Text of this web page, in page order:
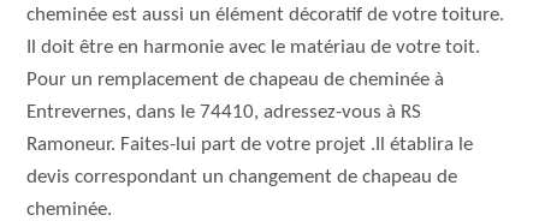
cheminée est aussi un élément décoratif de votre toiture.
Il doit être en harmonie avec le matériau de votre toit.
Pour un remplacement de chapeau de cheminée à
Entrevernes, dans le 74410, adressez-vous à RS
Ramoneur. Faites-lui part de votre projet .Il établira le
devis correspondant un changement de chapeau de
cheminée.